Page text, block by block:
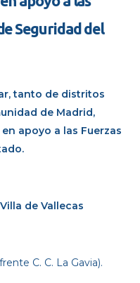
Seguridad del
tanto de distritos
de Madrid,
apoyo a las Fuerzas
de Vallecas
C. C. La Gavia).